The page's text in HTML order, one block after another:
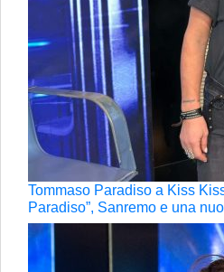
Tommaso Paradiso a Kiss
Paradiso”, Sanremo e una